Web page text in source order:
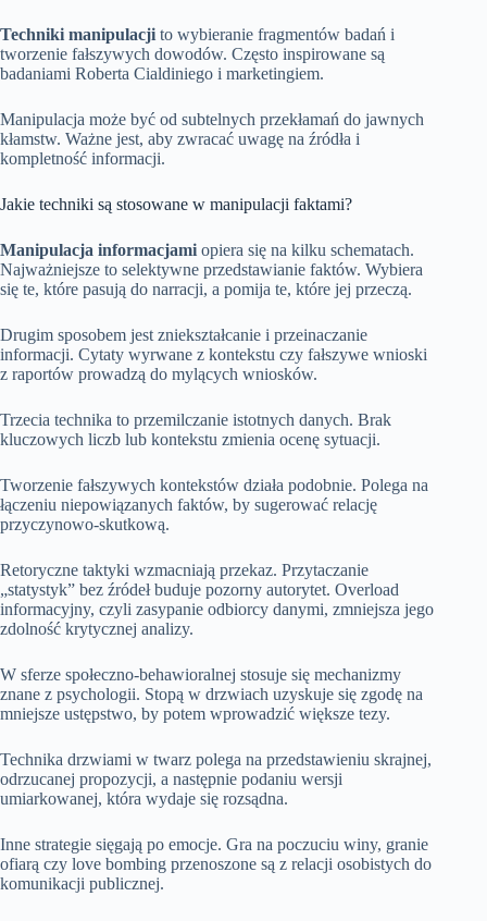
Techniki manipulacji to wybieranie fragmentów badań i
tworzenie fałszywych dowodów. Często inspirowane są
badaniami Roberta Cialdiniego i marketingiem.
Manipulacja może być od subtelnych przekłamań do jawnych
kłamstw. Ważne jest, aby zwracać uwagę na źródła i
kompletność informacji.
Jakie techniki są stosowane w manipulacji faktami?
Manipulacja informacjami opiera się na kilku schematach.
Najważniejsze to selektywne przedstawianie faktów. Wybiera
się te, które pasują do narracji, a pomija te, które jej przeczą.
Drugim sposobem jest zniekształcanie i przeinaczanie
informacji. Cytaty wyrwane z kontekstu czy fałszywe wnioski
z raportów prowadzą do mylących wniosków.
Trzecia technika to przemilczanie istotnych danych. Brak
kluczowych liczb lub kontekstu zmienia ocenę sytuacji.
Tworzenie fałszywych kontekstów działa podobnie. Polega na
łączeniu niepowiązanych faktów, by sugerować relację
przyczynowo-skutkową.
Retoryczne taktyki wzmacniają przekaz. Przytaczanie
„statystyk” bez źródeł buduje pozorny autorytet. Overload
informacyjny, czyli zasypanie odbiorcy danymi, zmniejsza jego
zdolność krytycznej analizy.
W sferze społeczno-behawioralnej stosuje się mechanizmy
znane z psychologii. Stopą w drzwiach uzyskuje się zgodę na
mniejsze ustępstwo, by potem wprowadzić większe tezy.
Technika drzwiami w twarz polega na przedstawieniu skrajnej,
odrzucanej propozycji, a następnie podaniu wersji
umiarkowanej, która wydaje się rozsądna.
Inne strategie sięgają po emocje. Gra na poczuciu winy, granie
ofiarą czy love bombing przenoszone są z relacji osobistych do
komunikacji publicznej.